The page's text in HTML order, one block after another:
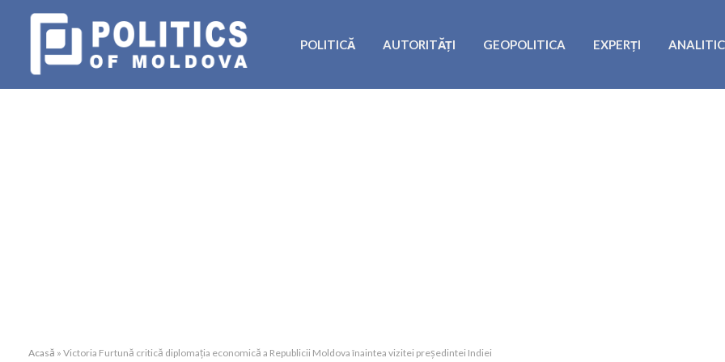
POLITICĂ AUTORITĂȚI GEOPOLITICA EXPERȚI
Acasă » Victoria Furtună critică diplomația economică a Republicii Moldova înaintea vizitei președintei Indiei